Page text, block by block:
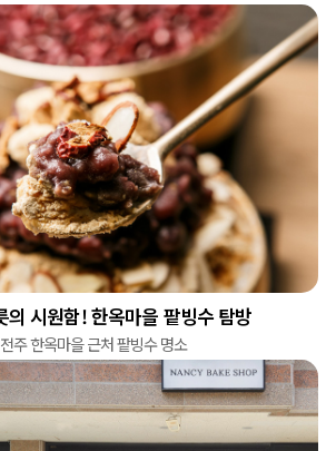
의 시원함! 한옥마을 팥빙수 탐방
주 한옥마을 근처 팥빙수 명소